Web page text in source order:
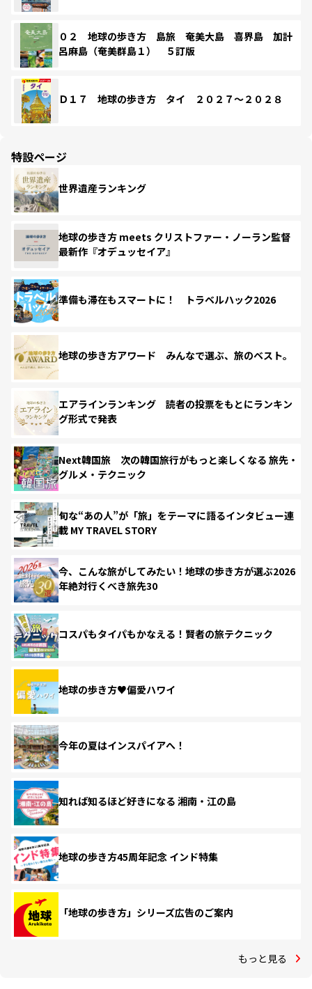
０２ 地球の歩き方 島旅 奄美大島 喜界島 加計
呂麻島（奄美群島１） ５訂版
Ｄ１７ 地球の歩き方 タイ ２０２７～２０２８
特設ページ
世界遺産ランキング
地球の歩き方 meets クリストファー・ノーラン監督
最新作『オデュッセイア』
準備も滞在もスマートに！ トラベルハック2026
地球の歩き方アワード みんなで選ぶ、旅のベスト。
エアラインランキング 読者の投票をもとにランキン
グ形式で発表
Next韓国旅 次の韓国旅行がもっと楽しくなる 旅先・
グルメ・テクニック
旬な“あの人”が「旅」をテーマに語るインタビュー連
載 MY TRAVEL STORY
今、こんな旅がしてみたい！地球の歩き方が選ぶ2026
年絶対行くべき旅先30
コスパもタイパもかなえる！賢者の旅テクニック
地球の歩き方♥偏愛ハワイ
今年の夏はインスパイアへ！
知れば知るほど好きになる 湘南・江の島
地球の歩き方45周年記念 インド特集
「地球の歩き方」シリーズ広告のご案内
もっと見る